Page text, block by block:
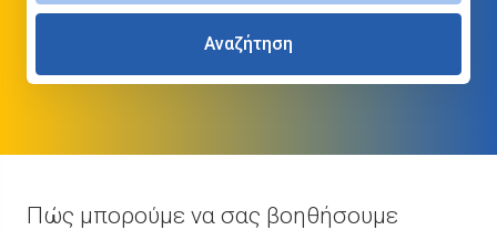
Αναζήτηση
Πώς μπορούμε να σας βοηθήσουμε